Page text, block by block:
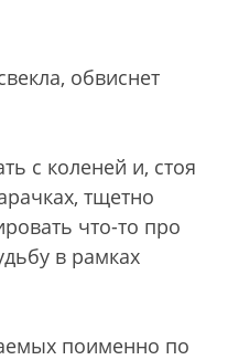
обвиснет
с коленей и, стоя
тщетно
что-то про
в рамках
поименно по